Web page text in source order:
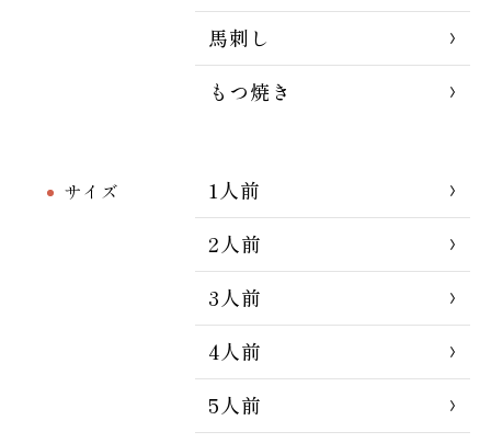
馬刺し
もつ焼き
サイズ
1人前
2人前
3人前
4人前
5人前